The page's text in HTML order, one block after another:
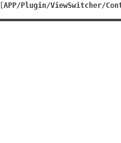
APP/Plugin/ViewSwitcher/